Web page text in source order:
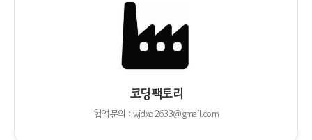
코딩팩토리
협업문의 : wjdxo2633@gmail.com